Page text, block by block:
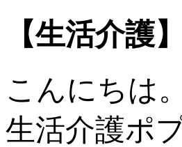
【生活介護
こんにちは。
生活介護ポ